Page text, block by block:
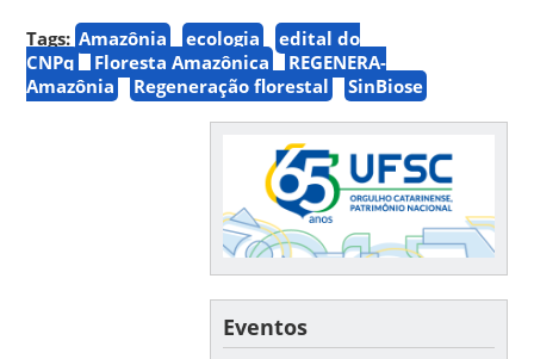
Tags: Amazônia ecologia
edital do
CNPq
Floresta Amazônica
REGENERA-
Amazônia
Regeneração florestal SinBiose
Eventos